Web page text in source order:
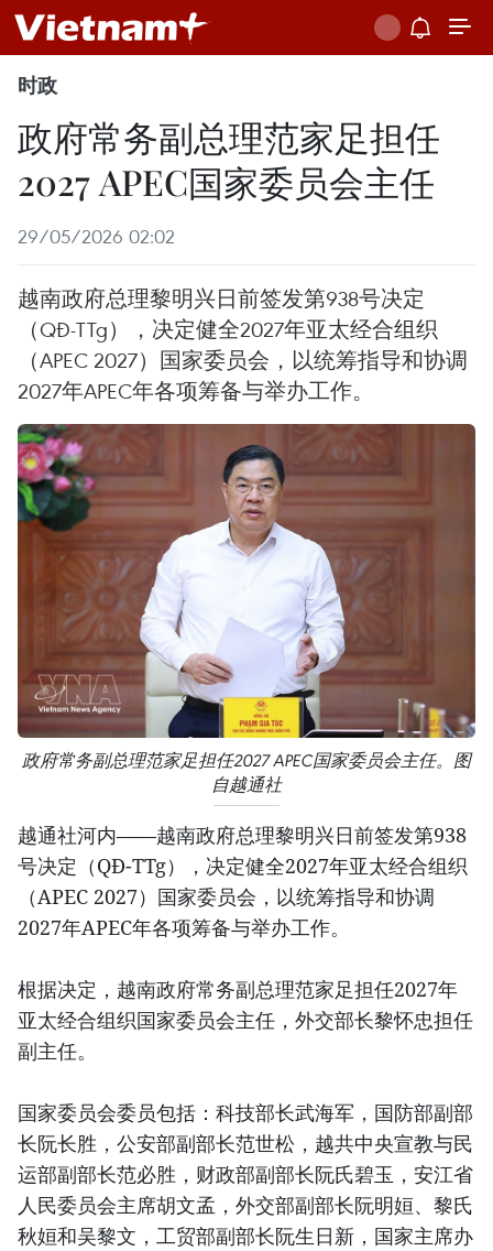
时政
政府常务副总理范家足担任
2027 APEC国家委员会主任
29/05/2026 02:02
越南政府总理黎明兴日前签发第938号决定
（QĐ-TTg），决定健全2027年亚太经合组织
（APEC 2027）国家委员会，以统筹指导和协调
2027年APEC年各项筹备与举办工作。
政府常务副总理范家足担任2027 APEC国家委员会主任。图
自越通社
越通社河内——越南政府总理黎明兴日前签发第938
号决定（QĐ-TTg），决定健全2027年亚太经合组织
（APEC 2027）国家委员会，以统筹指导和协调
2027年APEC年各项筹备与举办工作。
根据决定，越南政府常务副总理范家足担任2027年
亚太经合组织国家委员会主任，外交部长黎怀忠担任
副主任。
国家委员会委员包括：科技部长武海军，国防部副部
长阮长胜，公安部副部长范世松，越共中央宣教与民
运部副部长范必胜，财政部副部长阮氏碧玉，安江省
人民委员会主席胡文孟，外交部副部长阮明姮、黎氏
秋姮和吴黎文，工贸部副部长阮生日新，国家主席办